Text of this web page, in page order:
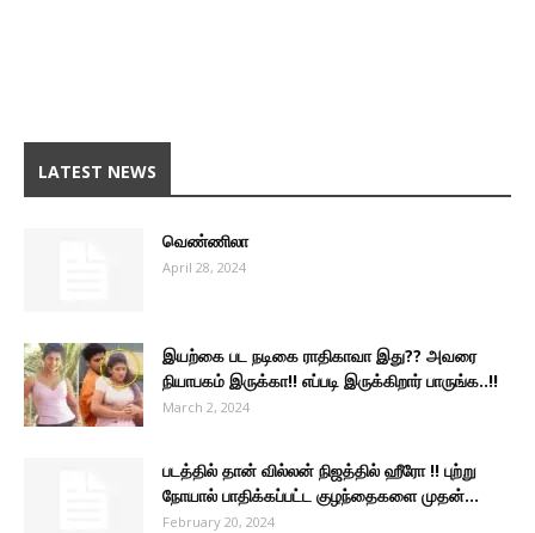
LATEST NEWS
வெண்ணிலா
April 28, 2024
இயற்கை பட நடிகை ராதிகாவா இது?? அவரை
நியாபகம் இருக்கா!! எப்படி இருக்கிறார் பாருங்க..!!
March 2, 2024
படத்தில் தான் வில்லன் நிஜத்தில் ஹீரோ !! புற்று
நோயால் பாதிக்கப்பட்ட குழந்தைகளை முதன்...
February 20, 2024